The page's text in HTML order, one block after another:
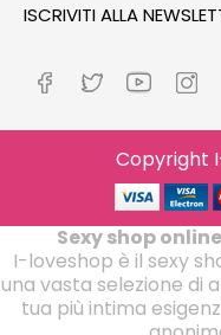
ISCRIVITI ALLA
Copyright
Sexy shop
I-loveshop è il sexy
una vasta selezione di
tua più intima